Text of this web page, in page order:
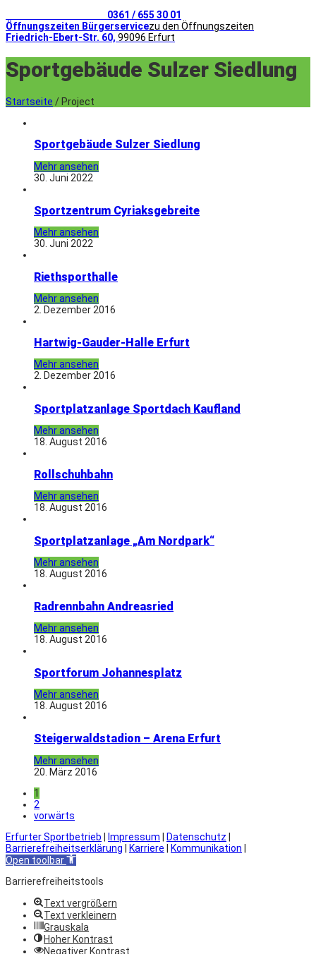
0361 / 655 30 01
Öffnungszeiten Bürgerservicezu den Öffnungszeiten
Friedrich-Ebert-Str. 60, 99096 Erfurt
Sportgebäude Sulzer Siedlung
Startseite / Project
Sportgebäude Sulzer Siedlung
Mehr ansehen
30. Juni 2022
Sportzentrum Cyriaksgebreite
Mehr ansehen
30. Juni 2022
Riethsporthalle
Mehr ansehen
2. Dezember 2016
Hartwig-Gauder-Halle Erfurt
Mehr ansehen
2. Dezember 2016
Sportplatzanlage Sportdach Kaufland
Mehr ansehen
18. August 2016
Rollschuhbahn
Mehr ansehen
18. August 2016
Sportplatzanlage „Am Nordpark“
Mehr ansehen
18. August 2016
Radrennbahn Andreasried
Mehr ansehen
18. August 2016
Sportforum Johannesplatz
Mehr ansehen
18. August 2016
Steigerwaldstadion – Arena Erfurt
Mehr ansehen
20. März 2016
1
2
vorwärts
Erfurter Sportbetrieb | Impressum | Datenschutz |
Barrierefreiheitserklärung | Karriere | Kommunikation |
Open toolbar
Barrierefreiheitstools
Text vergrößern
Text verkleinern
Grauskala
Hoher Kontrast
Negativer Kontrast